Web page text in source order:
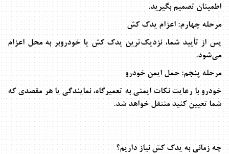
اطمینان تصمیم بگیرید.
مرحله چهارم: اعزام یدک کش
پس از تأیید شما، نزدیک‌ترین یدک کش یا خودروبر به محل اعزام
می‌شود.
مرحله پنجم: حمل ایمن خودرو
خودرو با رعایت نکات ایمنی به تعمیرگاه، نمایندگی یا هر مقصدی که
شما تعیین کنید منتقل خواهد شد.
چه زمانی به یدک کش نیاز داریم؟